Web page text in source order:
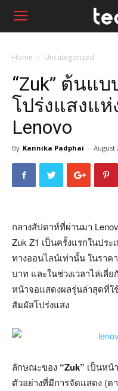
Home Uncategorized
“Zuk” ต้นแ
โปร่งแสงแ
Lenovo
By Kannika Padphai - August
กลางสัปดาห์ที่ผ่านมา
Zuk Z1 เป็นครั้งแรกในปร
ทางออนไลน์เท่านั้น ในราค
บาท และในช่วงเวลาไล่เลี่
หน้าจอแสดงผลรุ่นล่าสุดที่ใ
สัมผัสโปร่งแสง
ลักษณะของ “Zuk” เป็นหน้
ตัวอย่างที่มีการจัดแสดง (ต